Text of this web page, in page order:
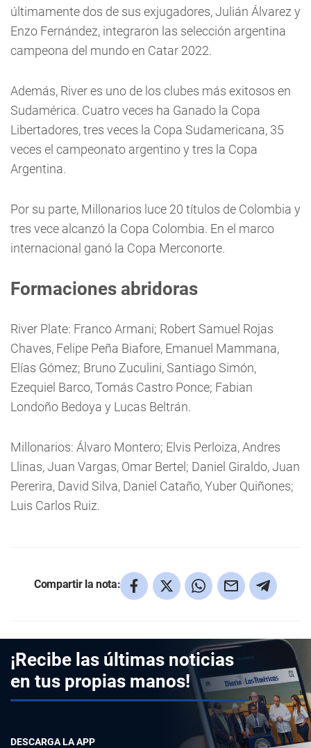
últimamente dos de sus exjugadores, Julián Álvarez y
Enzo Fernández, integraron las selección argentina
campeona del mundo en Catar 2022.
Además, River es uno de los clubes más exitosos en
Sudamérica. Cuatro veces ha Ganado la Copa
Libertadores, tres veces la Copa Sudamericana, 35
veces el campeonato argentino y tres la Copa
Argentina.
Por su parte, Millonarios luce 20 títulos de Colombia y
tres vece alcanzó la Copa Colombia. En el marco
internacional ganó la Copa Merconorte.
Formaciones abridoras
River Plate: Franco Armani; Robert Samuel Rojas
Chaves, Felipe Peña Biafore, Emanuel Mammana,
Elías Gómez; Bruno Zuculini, Santiago Simón,
Ezequiel Barco, Tomás Castro Ponce; Fabian
Londoño Bedoya y Lucas Beltrán.
Millonarios: Álvaro Montero; Elvis Perloiza, Andres
Llinas, Juan Vargas, Omar Bertel; Daniel Giraldo, Juan
Pererira, David Silva, Daniel Cataño, Yuber Quiñones;
Luis Carlos Ruiz.
Compartir la nota:
¡Recibe las últimas noticias
en tus propias manos!
DESCARGA LA APP